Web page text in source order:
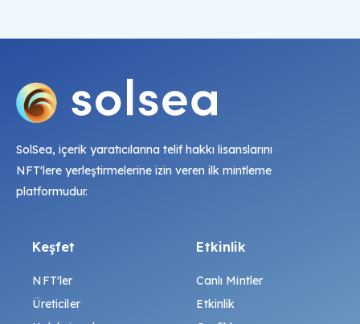
SolSea, içerik yaratıcılarına telif hakkı lisanslarını
NFT'lere yerleştirmelerine izin veren ilk mintleme
platformudur.
Keşfet
NFT'ler
Üreticiler
Etkinlik
Canlı Mintler
Etkinlik